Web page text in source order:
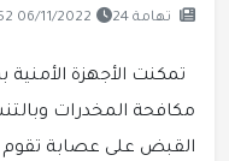
تهامة 24 06/11/2022 10:52
تمكنت الأجهزة
مكافحة المخدرات
القبض على عصابة تقوم